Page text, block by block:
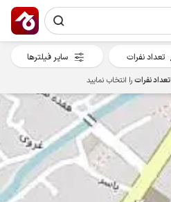
تعداد نفرات سایر فیلترها
تعداد نفراترا انتخاب نمایید